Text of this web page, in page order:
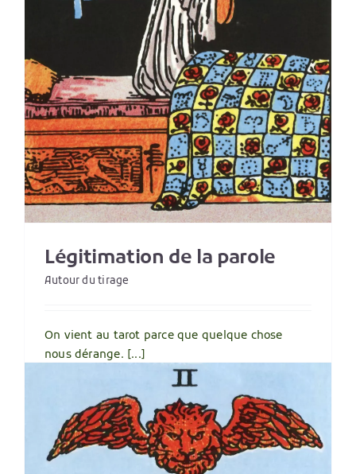
Légitimation de la parole
Autour du tirage
On vient au tarot parce que quelque chose
nous dérange. [...]